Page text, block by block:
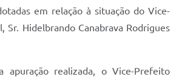
em relação à situação do Vice-
Sr. Hidelbrando Canabrava Rodrigues
apuração realizada, o Vice-Prefeito